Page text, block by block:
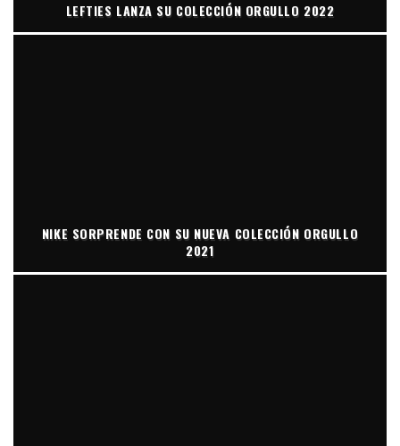
LEFTIES LANZA SU COLECCIÓN ORGULLO 2022
NIKE SORPRENDE CON SU NUEVA COLECCIÓN ORGULLO
2021